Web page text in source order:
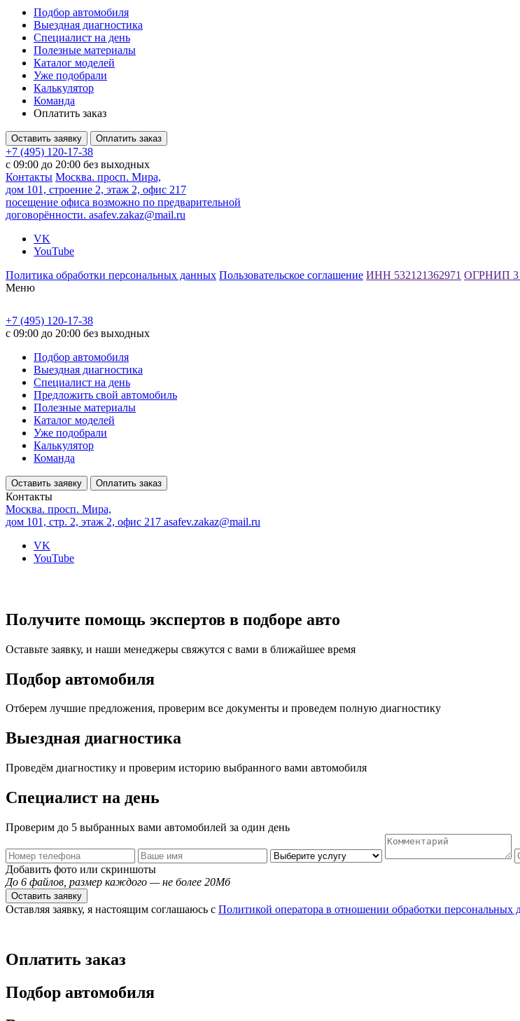
Подбор автомобиля
Выездная диагностика
Специалист на день
Полезные материалы
Каталог моделей
Уже подобрали
Калькулятор
Команда
Оплатить заказ
Оставить заявку Оплатить заказ
+7 (495) 120-17-38
с 09:00 до 20:00 без выходных
Контакты Москва. просп. Мира,
дом 101, строение 2, этаж 2, офис 217
посещение офиса возможно по предварительной
договорённости. asafev.zakaz@mail.ru
VK
YouTube
Политика обработки персональных данных Пользовательское соглашение ИНН 532121362971 ОГРНИП
Меню
+7 (495) 120-17-38
с 09:00 до 20:00 без выходных
Подбор автомобиля
Выездная диагностика
Специалист на день
Предложить свой автомобиль
Полезные материалы
Каталог моделей
Уже подобрали
Калькулятор
Команда
Оставить заявку Оплатить заказ
Контакты
Москва. просп. Мира,
дом 101, стр. 2, этаж 2, офис 217 asafev.zakaz@mail.ru
VK
YouTube
Получите помощь экспертов в подборе авто
Оставьте заявку, и наши менеджеры свяжутся с вами в ближайшее время
Подбор автомобиля
Отберем лучшие предложения, проверим все документы и проведем полную диагностику
Выездная диагностика
Проведём диагностику и проверим историю выбранного вами автомобиля
Специалист на день
Проверим до 5 выбранных вами автомобилей за один день
Добавить фото или скриншоты
До 6 файлов, размер каждого — не более 20Мб
Оставить заявку
Оставляя заявку, я настоящим соглашаюсь с Политикой оператора в отношении обработки персональных
Оплатить заказ
Подбор автомобиля